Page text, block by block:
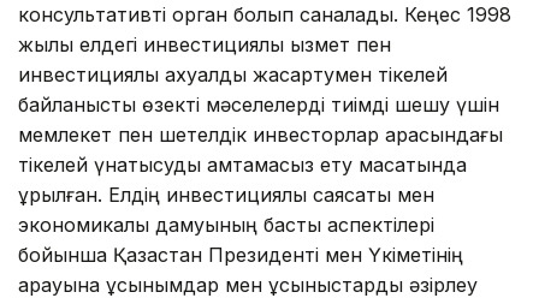
консультативті орган болып саналады. Кеңес 1998
жылы елдегі инвестициялық қызмет пен
инвестициялық ахуалды жақсартумен тікелей
байланысты өзекті мәселелерді тиімді шешу үшін
мемлекет пен шетелдік инвесторлар арасындағы
тікелей үнқатысуды қамтамасыз ету мақсатында
құрылған. Елдің инвестициялық саясаты мен
экономикалық дамуының басты аспектілері
бойынша Қазақстан Президенті мен Үкіметінің
қарауына ұсынымдар мен ұсыныстарды әзірлеу